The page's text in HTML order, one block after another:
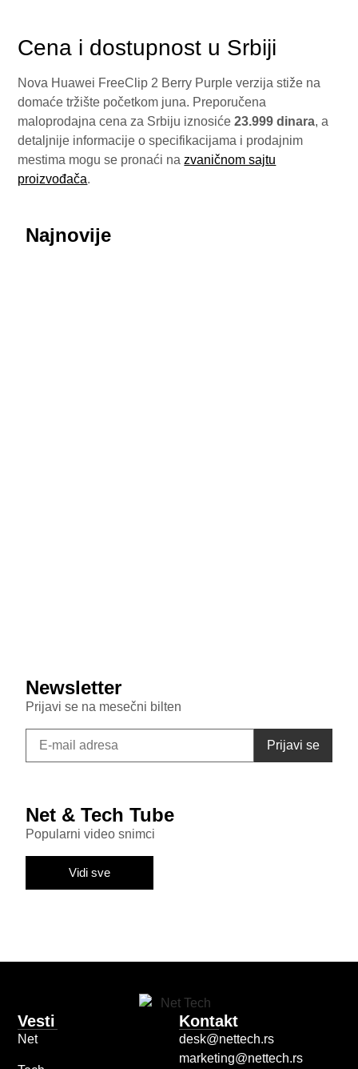
Cena i dostupnost u Srbiji
Nova Huawei FreeClip 2 Berry Purple verzija stiže na
domaće tržište početkom juna. Preporučena
maloprodajna cena za Srbiju iznosiće23.999 dinara, a
detaljnije informacije o specifikacijama i prodajnim
mestima mogu se pronaći nazvaničnom sajtu
proizvođača.
Najnovije
Newsletter
Prijavi se na mesečni bilten
Net & Tech Tube
Popularni video snimci
Vidi sve
Vesti
Net
Kontakt
desk@nettech.rs
marketing@nettech.rs